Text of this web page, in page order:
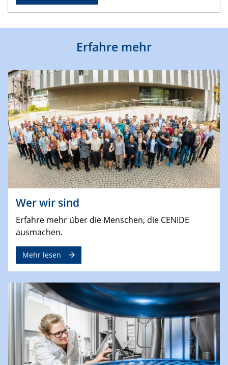
Erfahre mehr
Wer wir sind
Erfahre mehr über die Menschen, die CENIDE
ausmachen.
Mehr lesen